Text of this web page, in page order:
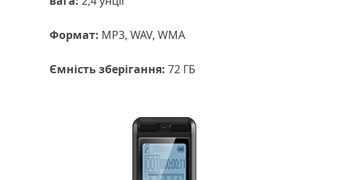
Формат: MP3, WAV, WMA
Ємність зберігання: 72 ГБ